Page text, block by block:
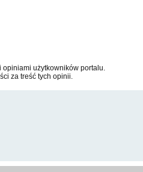
opiniami użytkowników portalu.
za treść tych opinii.